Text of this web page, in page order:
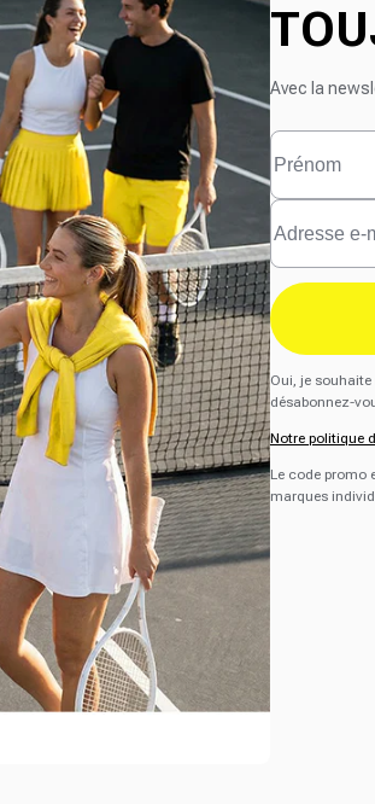
Avec la
Oui, je
désabonnez-
Notre politique
Le code promo
marques